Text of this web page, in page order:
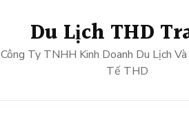
Du Lịch THD
Công Ty TNHH Kinh Doanh Du Lịch
Tế THD